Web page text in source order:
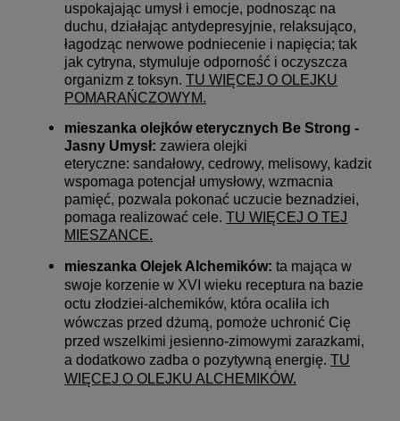
uspokajając umysł i emocje, podnosząc na
duchu, działając antydepresyjnie, relaksująco,
łagodząc nerwowe podniecenie i napięcia; tak
jak cytryna, stymuluje odporność i oczyszcza
organizm z toksyn. TU WIĘCEJ O OLEJKU
POMARAŃCZOWYM.
mieszanka olejków eterycznych Be Strong -
Jasny Umysł: zawiera olejki
eteryczne: sandałowy, cedrowy, melisowy,
wspomaga potencjał umysłowy, wzmacnia
pamięć, pozwala pokonać uczucie beznadziei,
pomaga realizować cele. TU WIĘCEJ O TEJ
MIESZANCE.
mieszanka Olejek Alchemików: ta mająca w
swoje korzenie w XVI wieku receptura na bazie
octu złodziei-alchemików, która ocaliła ich
wówczas przed dżumą, pomoże uchronić Cię
przed wszelkimi jesienno-zimowymi zarazkami,
a dodatkowo zadba o pozytywną energię. TU
WIĘCEJ O OLEJKU ALCHEMIKÓW.